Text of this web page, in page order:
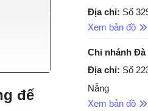
đế
Địa chỉ: Số
Xem bản đồ
Chi nhánh Đà
Địa chỉ: Số
Nẵng
Xem bản đồ